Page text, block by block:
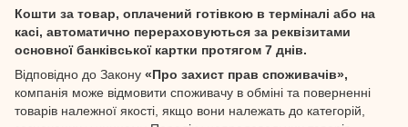
Кошти за товар, оплачений готівкою в терміналі або на
касі, автоматично перераховуються за реквізитами
основної банківської картки протягом 7 днів.
Відповідно до Закону «Про захист прав споживачів»,
компанія може відмовити споживачу в обміні та поверненні
товарів належної якості, якщо вони належать до категорій,